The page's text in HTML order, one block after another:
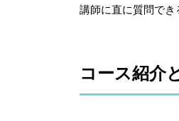
講師に直に質問でき
コース紹介